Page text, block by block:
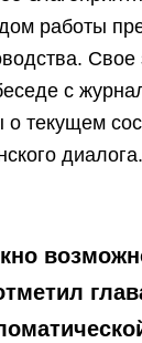
работы
с
о текущем
диалога.